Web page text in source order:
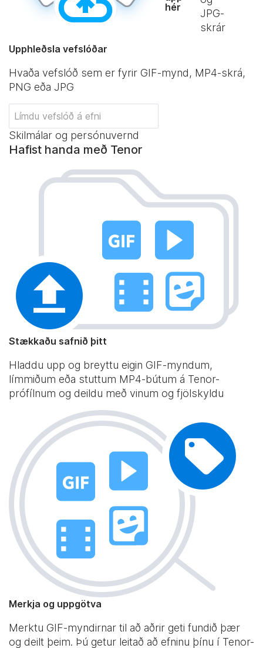
hér
JPG-
skrár
Upphleðsla vefslóðar
Hvaða vefslóð sem er fyrir GIF-mynd, MP4-skrá,
PNG eða JPG
Skilmálar og persónuvernd
Hafist handa með Tenor
Stækkaðu safnið þitt
Hladdu upp og breyttu eigin GIF-myndum,
límmiðum eða stuttum MP4-bútum á Tenor-
prófílnum og deildu með vinum og fjölskyldu
Merkja og uppgötva
Merktu GIF-myndirnar til að aðrir geti fundið þær
og deilt þeim. Þú getur leitað að efninu þínu í Tenor-